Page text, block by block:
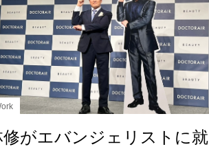
修がエバンジェリストに就